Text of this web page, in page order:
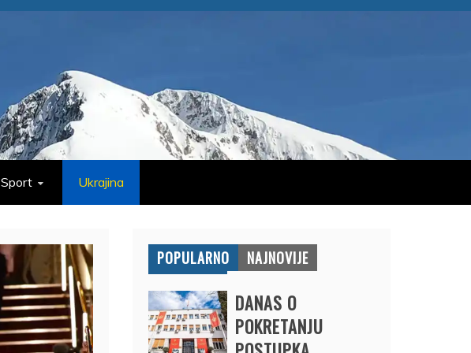
Sport Ukrajina
POPULARNO NAJNOVIJE
DANAS O
POKRETANJU